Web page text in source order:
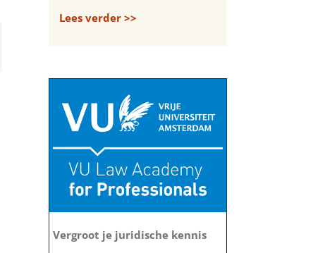
Lees verder >>
Vergroot je juridische kennis